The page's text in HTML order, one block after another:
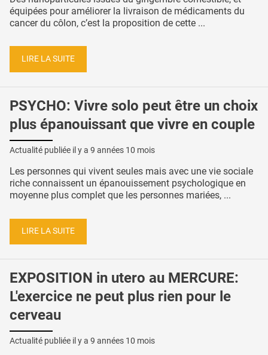
équipées pour améliorer la livraison de médicaments du
cancer du côlon, c’est la proposition de cette ...
LIRE LA SUITE
PSYCHO: Vivre solo peut être un choix
plus épanouissant que vivre en couple
Actualité publiée il y a 9 années 10 mois
Les personnes qui vivent seules mais avec une vie sociale
riche connaissent un épanouissement psychologique en
moyenne plus complet que les personnes mariées, ...
LIRE LA SUITE
EXPOSITION in utero au MERCURE:
L'exercice ne peut plus rien pour le
cerveau
Actualité publiée il y a 9 années 10 mois